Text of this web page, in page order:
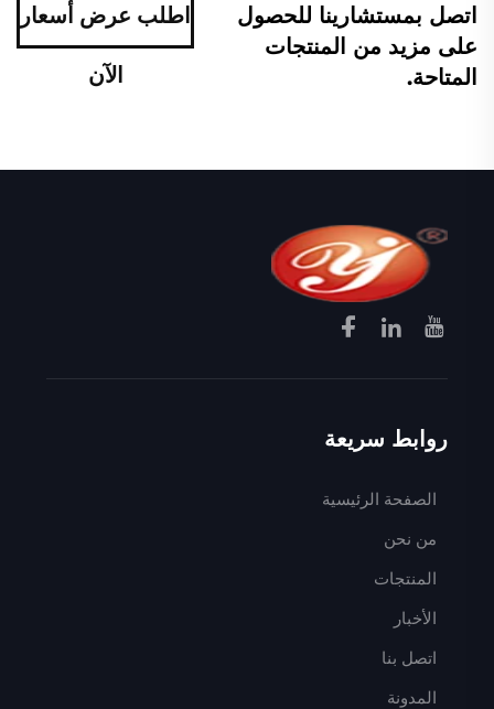
اتصل بمستشارينا للحصول
على مزيد من المنتجات
المتاحة.
اطلب عرض أسعار
الآن
روابط سريعة
الصفحة الرئيسية
من نحن
المنتجات
الأخبار
اتصل بنا
المدونة